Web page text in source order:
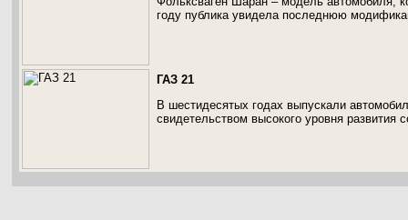
году публика увидела последнюю
ГАЗ 21
В шестидесятых годах выпускали
свидетельством высокого уровня развития